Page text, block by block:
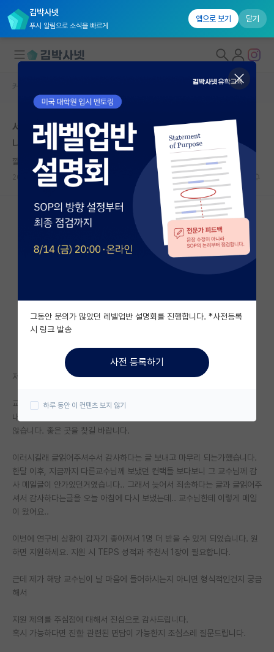
김박사넷
푸시 알림으로 소식을 빠르게
앱으로 보기 닫기
대학원생 모집
국내대학원 정보
연구실&오픈랩
커뮤니티
커뮤니티 홈
전체글보기
베스트 게시판
자유 게시판(아무개랩)
미국 유학 게시판
미국 대학원 합격 후기 게시판
대학원생 모집 게시판
연구실(PI) 홍보 게시판
임용 정보 게시판
학부 인턴 게시판
임용 후기 게시판
특수/전문대학원 게시판
커뮤니티 홈
서울대 컨택 해당 내용을 고려해서 뽑힐가능성 얼마나 있
나요?
깔끔한 그레이스 호퍼
2024.08.28 5 2238
저번에 가고싶었던 교수님께 컨택메일 보냈었는데
교수님께서
내가 27년 2월 정년퇴직이므로 25년 3월 시작인 대학원생을 더이상 받지
않습니다. 좋은 곳을 찾길 바랍니다.
이러시길래 글읽어주셔수서 감사하다는 글 보내고 마무리 되는가했습니다.
한달 이후, 지금까지 다른교수님께 보냈던 컨택들 보다보니 그 교수님께 감
사 메일글이 안가있던거였습니다.. 그래서 늦어서 죄송하다는 글과 글읽어주
셔서 감사하다는글을 오늘 아침에 다시 보냈는데.. 교수님한테 이렇게 메일
이 왔어요..
이번에 연구비 상황이 갑자기 좋아져서 1명 더 받을 수 있게 되었습니다. 원
하면 지원하세요. 지원 시 TEPS 성적과 추천서 1장이 필요합니다.
근데 제가 해당 교수님이 날 마음에 들어하시는지 아니면 형식적인건지 궁금
해서
지원 제의를 주심점에 대해서 진심으로 감사드립니다.
혹시 가능하다면 진핟 관련된 면담이 가능한지 조심스레 질문드립니다.
그동안 문의가 많았던 레벨업반 설명회를 진행합니다. *사전등록
시 링크 발송
사전 등록하기
하루 동안 이 컨텐츠 보지 않기